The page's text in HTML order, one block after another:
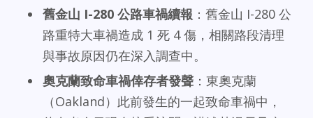
舊金山 I-280 公路車禍續報 ：舊金山 I-280 公
路重特大車禍造成 1 死 4 傷，相關路段清理
與事故原因仍在深入調查中。
奧克蘭致命車禍倖存者發聲 ：東奧克蘭
（Oakland）此前發生的一起致命車禍中，